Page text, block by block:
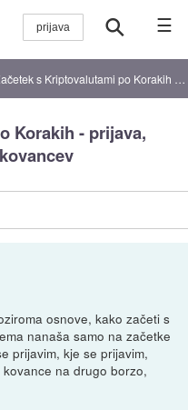
☰
s Kriptovalutami po Korakih - prijava, nakazilo EUR, prenakazilo kovancev
Korakih - prijava,
osnove, kako začeti s
nanaša samo na začetke
prijavim, kje se prijavim,
na drugo borzo,